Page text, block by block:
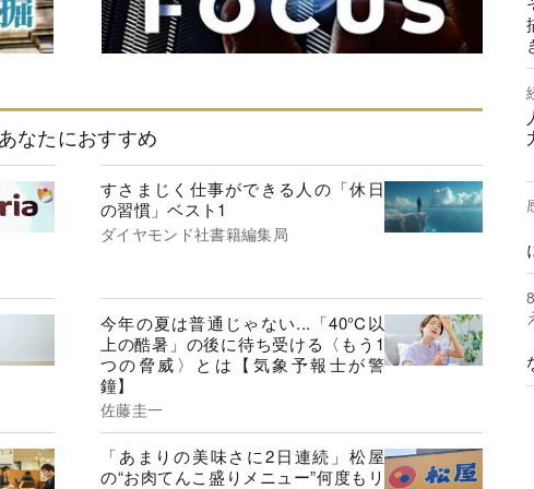
あなたにおすすめ
すさまじく仕事ができる人の「休日
の習慣」ベスト1
ダイヤモンド社書籍編集局
今年の夏は普通じゃない...「40°C以
上の酷暑」の後に待ち受ける〈もう1
つの脅威〉とは【気象予報士が警
鐘】
佐藤圭一
「あまりの美味さに2日連続」松屋
の“お肉てんこ盛りメニュー”何度もリ